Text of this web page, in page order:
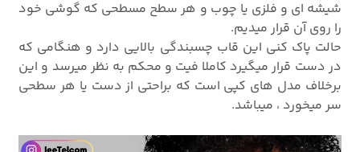
شیشه ای و فلزی یا چوب و هر سطح مسطحی که گوشی خود
را روی آن قرار میدیم.
حالت پاک کنی این قاب چسبندگی بالایی دارد و هنگامی که
در دست قرار میگیرد کاملا فیت و محکم به نظر میرسد و این
برخلاف مدل های کپی است که براحتی از دست یا هر سطحی
سر میخورد ، میباشد.